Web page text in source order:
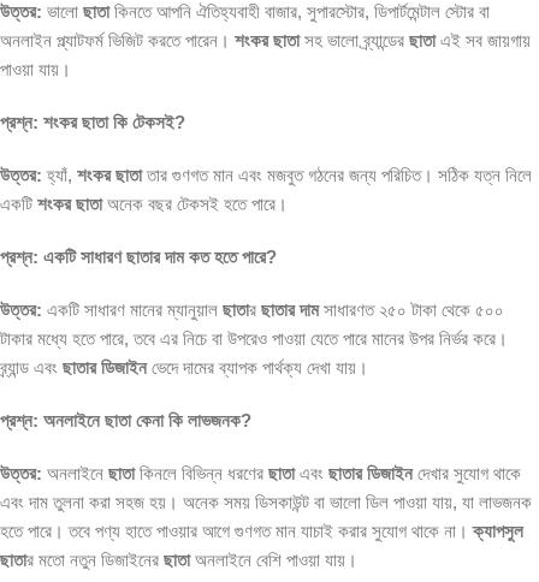
উত্তর: ভালো ছাতাকিনতে আপনি ঐতিহ্যবাহী বাজার, সুপারস্টোর, ডিপার্টমেন্টাল স্টোর বা
অনলাইন প্ল্যাটফর্ম ভিজিট করতে পারেন। শংকর ছাতাসহ ভালো ব্র্যান্ডের ছাতাএই সব জায়গায়
পাওয়া যায়।
প্রশ্ন: শংকর ছাতা কি টেকসই?
উত্তর: হ্যাঁ, শংকর ছাতাতার গুণগত মান এবং মজবুত গঠনের জন্য পরিচিত। সঠিক যত্ন নিলে
একটি শংকর ছাতাঅনেক বছর টেকসই হতে পারে।
প্রশ্ন: একটি সাধারণ ছাতার দাম কত হতে পারে?
উত্তর: একটি সাধারণ মানের ম্যানুয়াল ছাতার ছাতার দামসাধারণত ২৫০ টাকা থেকে ৫০০
টাকার মধ্যে হতে পারে, তবে এর নিচে বা উপরেও পাওয়া যেতে পারে মানের উপর নির্ভর করে।
ব্র্যান্ড এবং ছাতার ডিজাইনভেদে দামের ব্যাপক পার্থক্য দেখা যায়।
প্রশ্ন: অনলাইনে ছাতা কেনা কি লাভজনক?
উত্তর: অনলাইনে ছাতাকিনলে বিভিন্ন ধরণের ছাতাএবং ছাতার ডিজাইনদেখার সুযোগ থাকে
এবং দাম তুলনা করা সহজ হয়। অনেক সময় ডিসকাউন্ট বা ভালো ডিল পাওয়া যায়, যা লাভজনক
হতে পারে। তবে পণ্য হাতে পাওয়ার আগে গুণগত মান যাচাই করার সুযোগ থাকে না।ক্যাপসুল
ছাতার মতো নতুন ডিজাইনের ছাতাঅনলাইনে বেশি পাওয়া যায়।